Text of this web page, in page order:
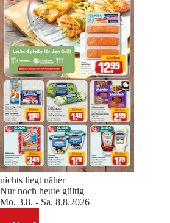
nichts liegt näher
Nur noch heute gültig
Mo. 3.8. - Sa. 8.8.2026